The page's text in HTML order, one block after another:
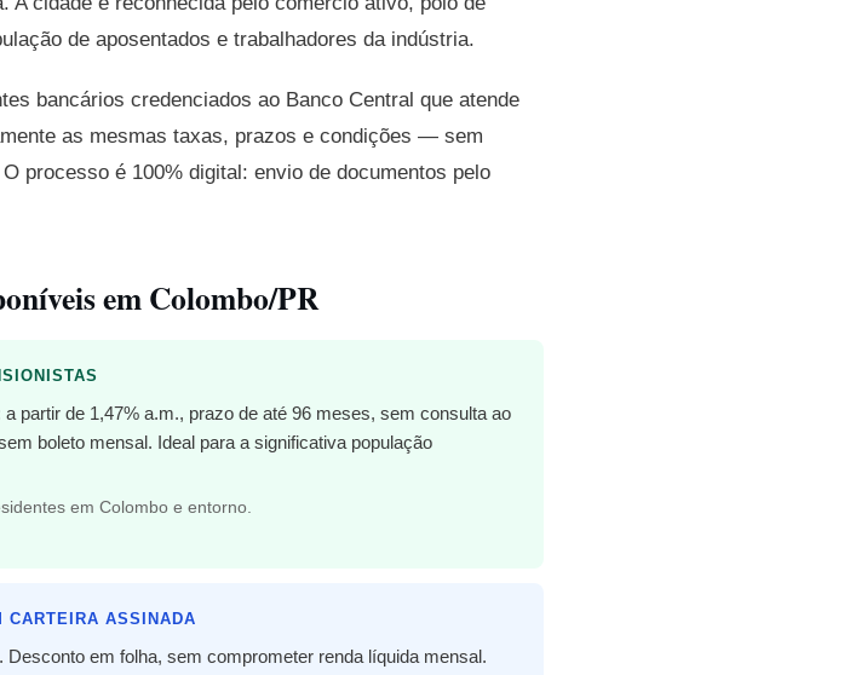
de aposentados e trabalhadores da indústria.
bancários credenciados ao Banco Central que atende
as mesmas taxas, prazos e condições — sem
processo é 100% digital: envio de documentos pelo
em Colombo/PR
a partir de 1,47% a.m., prazo de até 96 meses, sem consulta ao
boleto mensal. Ideal para a significativa população
em Colombo e entorno.
CARTEIRA ASSINADA
em folha, sem comprometer renda líquida mensal.